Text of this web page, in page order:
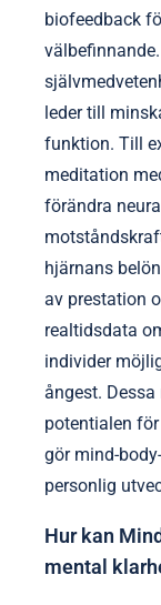
biofeedback
leder till
funktion. Till
meditation
förändra
hjärnans
av prestation
realtidsdata
individer
ångest.
potentialen
gör mind-
personlig
Hur kan
mental